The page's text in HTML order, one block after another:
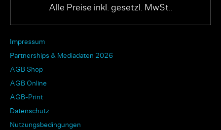
Alle Preise inkl. gesetzl. MwSt..
Impressum
Partnerships & Mediadaten 2026
AGB Shop
AGB Online
AGB-Print
Datenschutz
Nutzungsbedingungen